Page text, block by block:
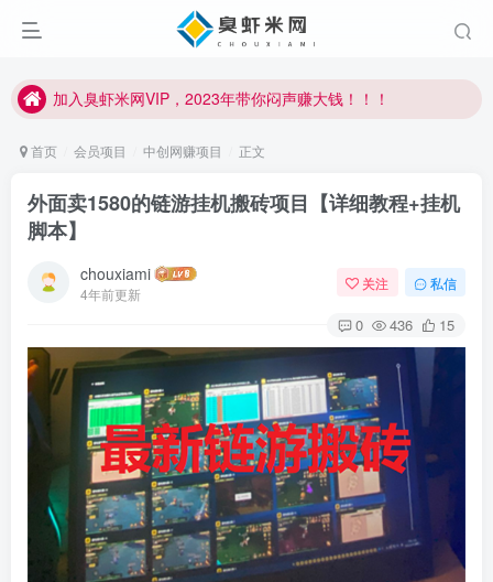
加入臭虾米网VIP，2023年带你闷声赚大钱！！！
加入臭虾米网VIP，2023年带你闷声赚大钱！！！
首页 会员项目 中创网赚项目 正文
外面卖1580的链游挂机搬砖项目【详细教程+挂机
脚本】
chouxiami
4年前更新
关注 私信
0 436 15